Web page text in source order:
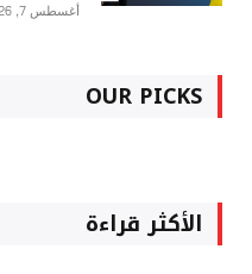
أغسطس 7, 2026
OUR PICKS
الأكثر قراءة